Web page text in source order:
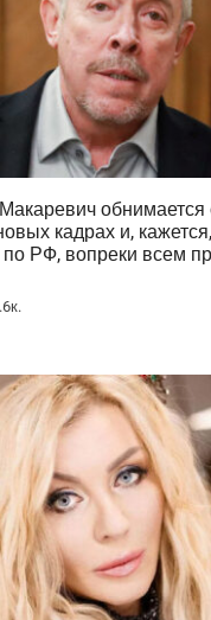
кадрах и,
по РФ, вопреки всем